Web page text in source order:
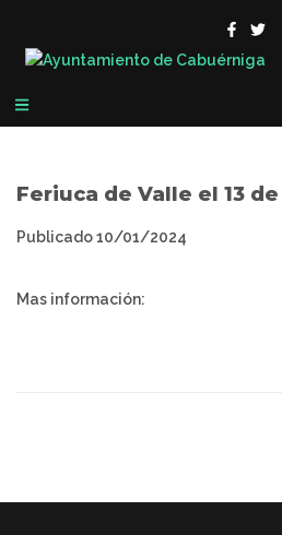
Feriuca de Valle el 13
Publicado10/01/2024
Mas información: